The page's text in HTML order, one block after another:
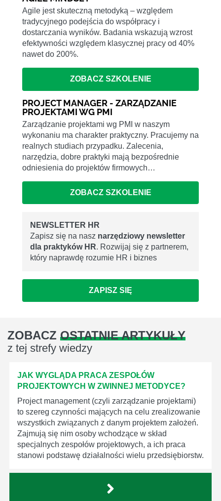
Agile jest skuteczną metodyką – względem
tradycyjnego podejścia do współpracy i
dostarczania wyników. Badania wskazują wzrost
efektywności względem klasycznej pracy od 40%
nawet do 200%.
ZOBACZ SZKOLENIE
PROJECT MANAGER - ZARZĄDZANIE
PROJEKTAMI WG PMI
Zarządzanie projektami wg PMI w naszym
wykonaniu ma charakter praktyczny. Pracujemy na
realnych studiach przypadku. Zalecenia,
narzędzia, dobre praktyki mają bezpośrednie
odniesienia do projektów firmowych…
ZOBACZ SZKOLENIE
NEWSLETTER HR
Zapisz się na nasz narzędziowy newsletter
dla praktyków HR. Rozwijaj się z partnerem,
który naprawdę rozumie HR i biznes
ZAPISZ SIĘ
ZOBACZ OSTATNIE ARTYKUŁY
z tej strefy wiedzy
JAK WYGLĄDA PRACA ZESPOŁÓW
PROJEKTOWYCH W ZWINNEJ METODYCE?
Project management (czyli zarządzanie projektami)
to szereg czynności mających na celu zrealizowanie
wszystkich związanych z danym projektem założeń.
Zajmują się nim osoby wchodzące w skład
specjalnych zespołów projektowych, a ich praca
stanowi podstawę działalności wielu przedsiębiorstw.